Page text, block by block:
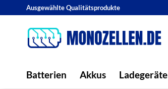
springen
Ausgewählte Qualitätsprodukte
Batterien Akkus Ladegeräte